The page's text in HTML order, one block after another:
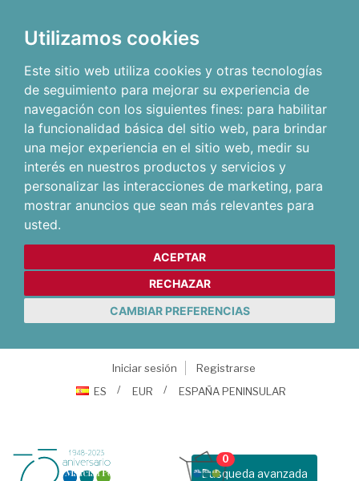
Utilizamos cookies
Este sitio web utiliza cookies y otras tecnologías
de seguimiento para mejorar su experiencia de
navegación con los siguientes fines: para habilitar
la funcionalidad básica del sitio web, para brindar
una mejor experiencia en el sitio web, medir su
interés en nuestros productos y servicios y
personalizar las interacciones de marketing, para
mostrar anuncios que sean más relevantes para
usted.
ACEPTAR
RECHAZAR
CAMBIAR PREFERENCIAS
Iniciar sesión
Registrarse
ES
EUR ESPAÑA PENINSULAR
Busqueda avanzada
0